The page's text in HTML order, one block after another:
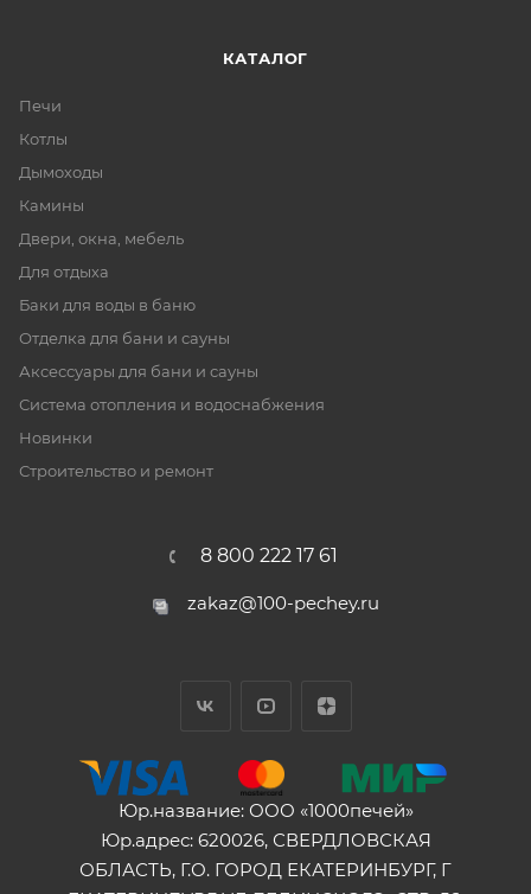
КАТАЛОГ
Печи
Котлы
Дымоходы
Камины
Двери, окна, мебель
Для отдыха
Баки для воды в баню
Отделка для бани и сауны
Аксессуары для бани и сауны
Система отопления и водоснабжения
Новинки
Строительство и ремонт
8 800 222 17 61
zakaz@100-pechey.ru
Юр.название: ООО «1000печей»
Юр.адрес: 620026, СВЕРДЛОВСКАЯ
ОБЛАСТЬ, Г.О. ГОРОД ЕКАТЕРИНБУРГ, Г